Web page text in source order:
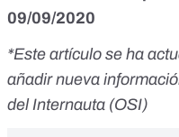
09/09/2020
*Este artículo se ha
añadir nueva
del Internauta (OSI)